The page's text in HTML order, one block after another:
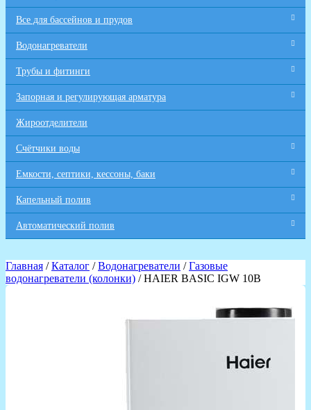
Все для бaссейнов и прудов
Водонагреватели
Трубы и фитинги
Запорная и регулирующая арматура
Жироотделители
Счётчики воды
Емкости, септики, кессоны, баки
Капельный полив
Автоматический полив
Главная /Каталог /Водонагреватели /Газовые
водонагреватели (колонки) / HAIER BASIC IGW 10B